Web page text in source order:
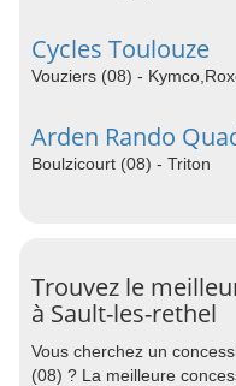
Cycles Toulouze
Vouziers (08) -
Arden Rando
Boulzicourt (08) - Triton
Trouvez le
à Sault-les-rethel
Vous cherchez un
(08) ? La meilleure